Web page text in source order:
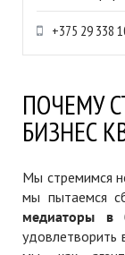
+375 29 338
ПОЧЕМУ
БИЗНЕС
Мы стремимся
мы пытаемся
медиаторы в
удовлетворить